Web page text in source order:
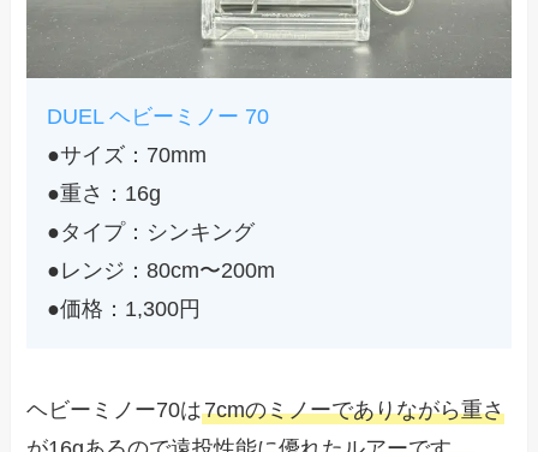
DUEL ヘビーミノー 70
●サイズ：70mm
●重さ：16g
●タイプ：シンキング
●レンジ：80cm〜200m
●価格：1,300円
ヘビーミノー70は7cmのミノーでありながら重さ